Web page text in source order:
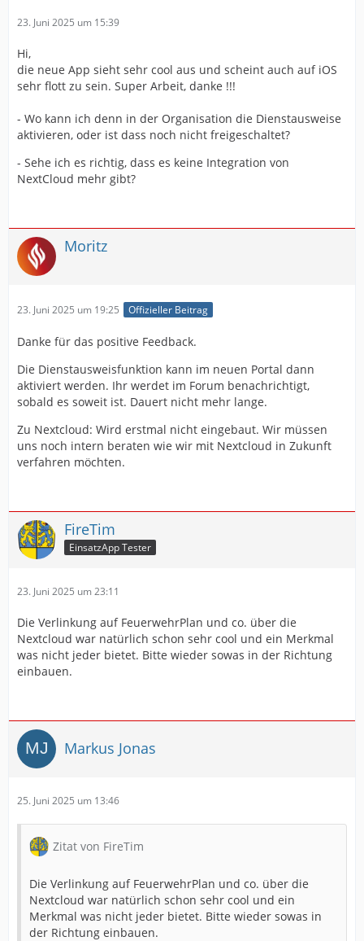
23. Juni 2025 um 15:39
Hi,
die neue App sieht sehr cool aus und scheint auch auf iOS
sehr flott zu sein. Super Arbeit, danke !!!
- Wo kann ich denn in der Organisation die Dienstausweise
aktivieren, oder ist dass noch nicht freigeschaltet?
- Sehe ich es richtig, dass es keine Integration von
NextCloud mehr gibt?
Moritz
23. Juni 2025 um 19:25 Offizieller Beitrag
Danke für das positive Feedback.
Die Dienstausweisfunktion kann im neuen Portal dann
aktiviert werden. Ihr werdet im Forum benachrichtigt,
sobald es soweit ist. Dauert nicht mehr lange.
Zu Nextcloud: Wird erstmal nicht eingebaut. Wir müssen
uns noch intern beraten wie wir mit Nextcloud in Zukunft
verfahren möchten.
FireTim
EinsatzApp Tester
23. Juni 2025 um 23:11
Die Verlinkung auf FeuerwehrPlan und co. über die
Nextcloud war natürlich schon sehr cool und ein Merkmal
was nicht jeder bietet. Bitte wieder sowas in der Richtung
einbauen.
Markus Jonas
25. Juni 2025 um 13:46
Zitat von FireTim
Die Verlinkung auf FeuerwehrPlan und co. über die
Nextcloud war natürlich schon sehr cool und ein
Merkmal was nicht jeder bietet. Bitte wieder sowas in
der Richtung einbauen.